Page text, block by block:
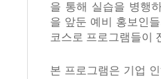
을 통해 실습을 병행
을 앞둔 예비 홍보인
코스로 프로그램들이
본 프로그램은 기업